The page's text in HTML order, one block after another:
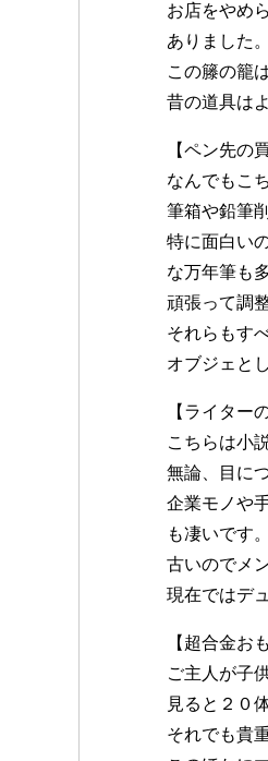
お店をやめ
ありました
この籐の籠
昔の道具は
【ペン先の
なんでもこ
筆箱や鉛筆
特に面白い
な万年筆も
頑張って調
それらもす
オブジェと
【ライター
こちらは小
無論、目に
企業モノや
も凄いです
古いのでメ
現在ではデ
【超合金お
ご主人が子
見ると２０
それでも貴